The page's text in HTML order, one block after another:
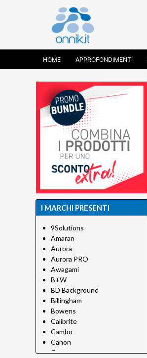
HOME APPROFONDIMENTI
I MARCHI PRESENTI
9Solutions
Amaran
Aurora
Aurora PRO
Awagami
B+W
BD Background
Billingham
Bowens
Calibrite
Cambo
Canon
Canson